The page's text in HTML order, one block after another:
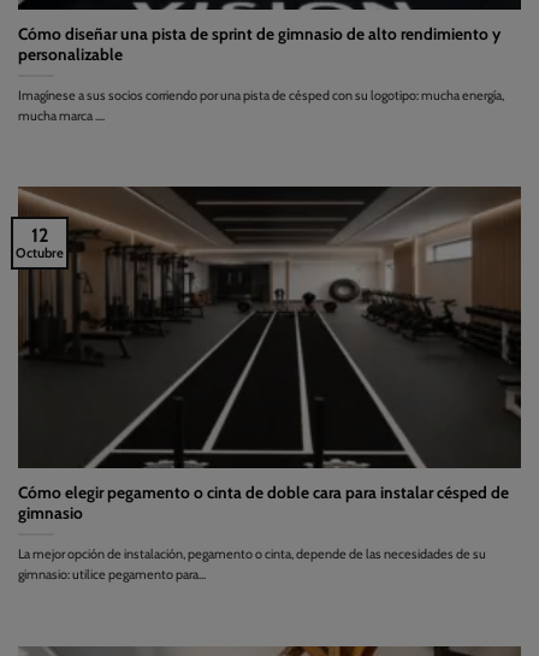
Cómo diseñar una pista de sprint de gimnasio de alto rendimiento y
personalizable
Imagínese a sus socios corriendo por una pista de césped con su logotipo: mucha energía,
mucha marca ....
Cómo elegir pegamento o cinta de doble cara para instalar césped de
gimnasio
La mejor opción de instalación, pegamento o cinta, depende de las necesidades de su
gimnasio: utilice pegamento para...
12
Octubre